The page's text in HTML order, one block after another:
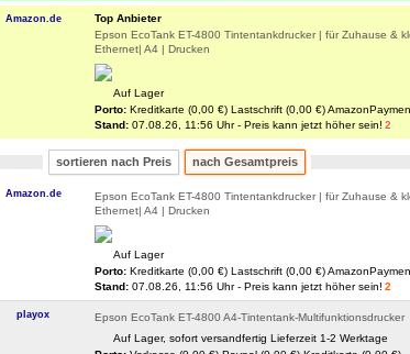
Amazon.de
Top Anbieter
Epson EcoTank ET-4800 Tintentankdrucker | für Zuhause &
Ethernet| A4 | Drucken
Auf Lager
Porto: Kreditkarte (0,00 €) Lastschrift (0,00 €)
Stand: 07.08.26, 11:56 Uhr - Preis kann jetzt höher sein! 2
sortieren nach Preis nach Gesamtpreis
Amazon.de
Epson EcoTank ET-4800 Tintentankdrucker | für Zuhause &
Ethernet| A4 | Drucken
Auf Lager
Porto: Kreditkarte (0,00 €) Lastschrift (0,00 €)
Stand: 07.08.26, 11:56 Uhr - Preis kann jetzt höher sein! 2
playox
Epson EcoTank ET-4800 A4-Tintentank-Multifunktionsdrucker
Auf Lager, sofort versandfertig Lieferzeit 1-2 Werktage